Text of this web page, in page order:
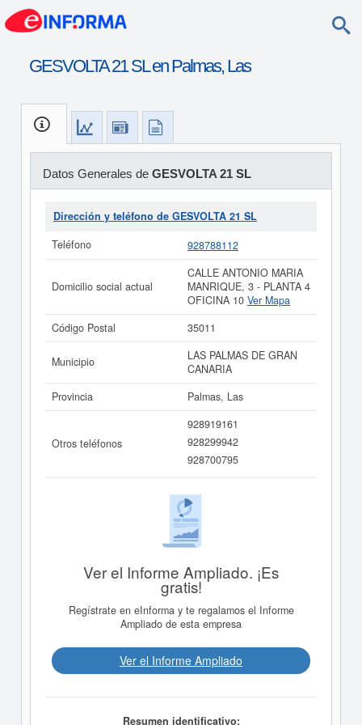
GESVOLTA 21 SL en Palmas, Las
Datos Generales de GESVOLTA 21 SL
Dirección y teléfono de GESVOLTA 21 SL
Teléfono
928788112
Domicilio social actual
CALLE ANTONIO MARIA
MANRIQUE, 3 - PLANTA 4
OFICINA 10 Ver Mapa
Código Postal
35011
Municipio
LAS PALMAS DE GRAN
CANARIA
Provincia
Palmas, Las
Otros teléfonos
928919161
928299942
928700795
Ver el Informe Ampliado. ¡Es
gratis!
Regístrate en eInforma y te regalamos el Informe
Ampliado de esta empresa
Ver el Informe Ampliado
Resumen identificativo: